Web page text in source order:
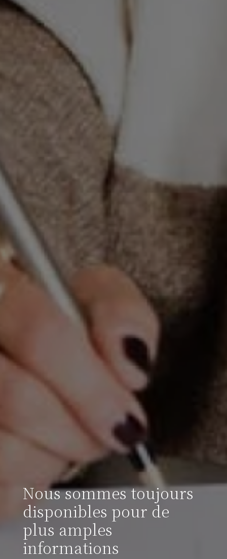
Nous sommes toujours
disponibles pour de
plus amples
informations